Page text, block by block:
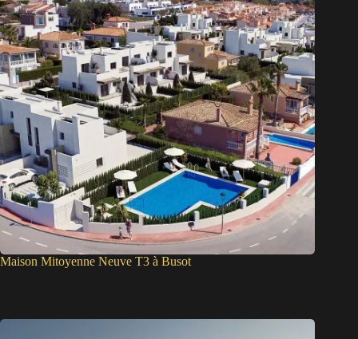
Maison Mitoyenne Neuve T3 à Busot